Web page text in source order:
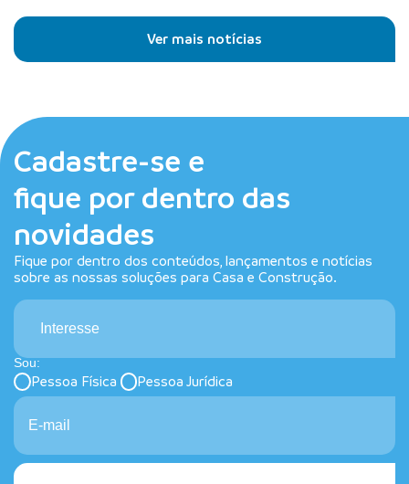
Ver mais notícias
Cadastre-se e
fique por dentro das
novidades
Fique por dentro dos conteúdos, lançamentos e notícias
sobre as nossas soluções para Casa e Construção.
Interesse
Sou:
Pessoa Física Pessoa Jurídica